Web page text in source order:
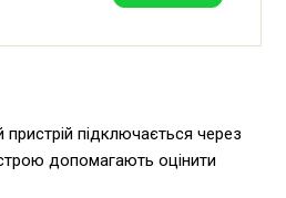
підключається через
допомагають оцінити